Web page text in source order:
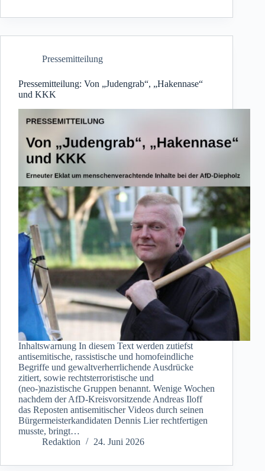
Pressemitteilung
Pressemitteilung: Von „Judengrab“, „Hakennase“
und KKK
Inhaltswarnung In diesem Text werden zutiefst
antisemitische, rassistische und homofeindliche
Begriffe und gewaltverherrlichende Ausdrücke
zitiert, sowie rechtsterroristische und
(neo-)nazistische Gruppen benannt. Wenige Wochen
nachdem der AfD-Kreisvorsitzende Andreas Iloff
das Reposten antisemitischer Videos durch seinen
Bürgermeisterkandidaten Dennis Lier rechtfertigen
musste, bringt…
Redaktion
24. Juni 2026